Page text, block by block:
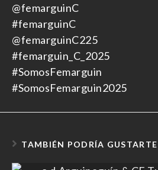
@femarguinC
#femarguinC
@femarguinC225
#femarguin_C_2025
#SomosFemarguin
#SomosFemarguin2025
TAMBIÉN PODRÍA GUSTARTE